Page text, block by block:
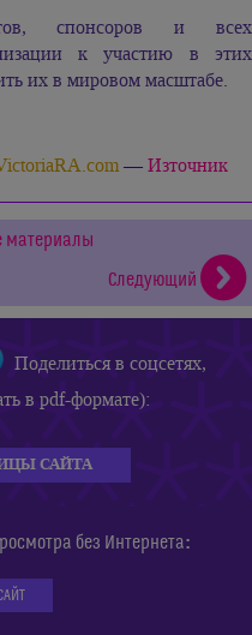
спонсоров и всех
к участию в этих
их в мировом масштабе.
—Източник
материалы
Следующий
Поделиться в соцсетях,
в pdf-формате):
САЙТА
без Интернета: